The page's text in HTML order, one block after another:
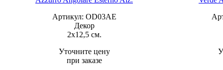
Артикул: OD03AE
Декор
2x12,5 см.
Уточните цену
при заказе